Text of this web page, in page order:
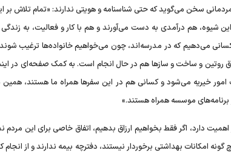
سخن می‌گوید که حتی شناسنامه و هویتی ندارند: «تمام تلاش بر
شیوه، هم درآمدی به دست می‌آورند و هم با کار و فعالیت، به زندگی
می‌دهیم که در مدرسه‌اند، چون می‌خواهیم خانواده‌ها ترغیب
روتین و ساخت و ساز‌ها هم در حال انجام است. به کمک صفحه‌ای در
خیریه می‌شود و کسانی هم در این سفر‌ها همراه ما هستند، همین
برنامه‌های موسسه همراه هستند.»
دارد، اگر فقط بخواهیم ارزاق بدهیم، اتفاق خاصی برای این مردم
امکانات بهداشتی برخوردار نیستند، دفترچه بیمه ندارند و از انجام